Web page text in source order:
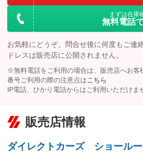
レンタカーアップ
：装備なし
電動格納ミラー
：装備なし
ローダウン
：装備なし
パワーシート
：装備なし
ベンチシート
：装備なし
チップアップシート
：装備なし
電動格納サードシート
：装備なし
：装備なし
まずは在庫
無料電話
お気軽にどうぞ。問合せ後に何度もご連
ドレスは販売店に公開されません。
※無料電話をご利用の場合は、販売店へお客
番号ご利用の際の注意点は こちら
IP電話、ひかり電話からはご利用いただけま
販売店情報
ダイレクトカーズ ショール